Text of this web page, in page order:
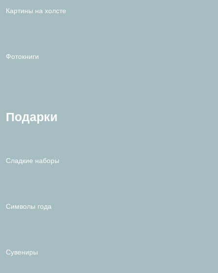
Картины на холсте
Фотокниги
Подарки
Сладкие наборы
Символы года
Сувениры